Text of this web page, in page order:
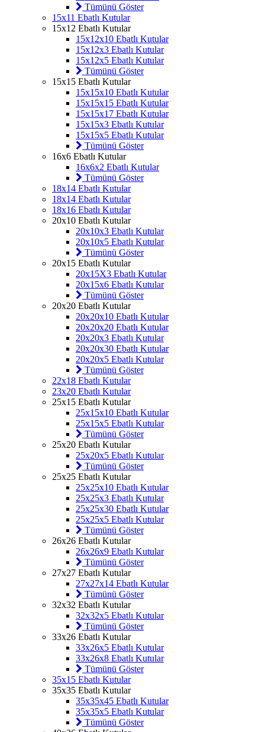
Tümünü Göster
15x11 Ebatlı Kutular
15x12 Ebatlı Kutular
15x12x10 Ebatlı Kutular
15x12x3 Ebatlı Kutular
15x12x5 Ebatlı Kutular
Tümünü Göster
15x15 Ebatlı Kutular
15x15x10 Ebatlı Kutular
15x15x15 Ebatlı Kutular
15x15x17 Ebatlı Kutular
15x15x3 Ebatlı Kutular
15x15x5 Ebatlı Kutular
Tümünü Göster
16x6 Ebatlı Kutular
16x6x2 Ebatlı Kutular
Tümünü Göster
18x14 Ebatlı Kutular
18x14 Ebatlı Kutular
18x16 Ebatlı Kutular
20x10 Ebatlı Kutular
20x10x3 Ebatlı Kutular
20x10x5 Ebatlı Kutular
Tümünü Göster
20x15 Ebatlı Kutular
20x15X3 Ebatlı Kutular
20x15x6 Ebatlı Kutular
Tümünü Göster
20x20 Ebatlı Kutular
20x20x10 Ebatlı Kutular
20x20x20 Ebatlı Kutular
20x20x3 Ebatlı Kutular
20x20x30 Ebatlı Kutular
20x20x5 Ebatlı Kutular
Tümünü Göster
22x18 Ebatlı Kutular
23x20 Ebatlı Kutular
25x15 Ebatlı Kutular
25x15x10 Ebatlı Kutular
25x15x5 Ebatlı Kutular
Tümünü Göster
25x20 Ebatlı Kutular
25x20x5 Ebatlı Kutular
Tümünü Göster
25x25 Ebatlı Kutular
25x25x10 Ebatlı Kutular
25x25x3 Ebatlı Kutular
25x25x30 Ebatlı Kutular
25x25x5 Ebatlı Kutular
Tümünü Göster
26x26 Ebatlı Kutular
26x26x9 Ebatlı Kutular
Tümünü Göster
27x27 Ebatlı Kutular
27x27x14 Ebatlı Kutular
Tümünü Göster
32x32 Ebatlı Kutular
32x32x5 Ebatlı Kutular
Tümünü Göster
33x26 Ebatlı Kutular
33x26x5 Ebatlı Kutular
33x26x8 Ebatlı Kutular
Tümünü Göster
35x15 Ebatlı Kutular
35x35 Ebatlı Kutular
35x35x45 Ebatlı Kutular
35x35x5 Ebatlı Kutular
Tümünü Göster